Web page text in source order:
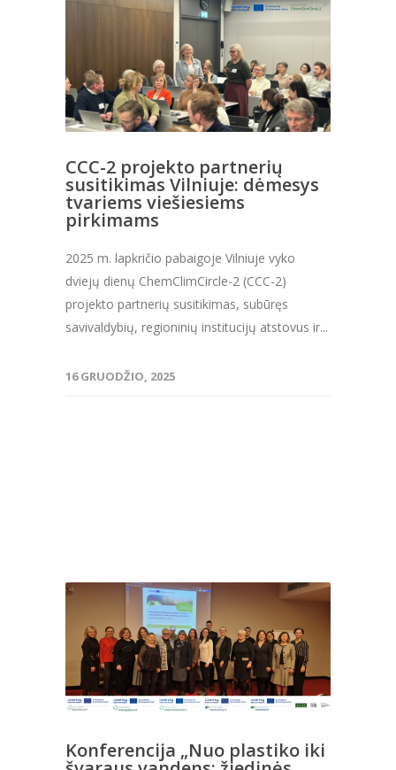
CCC-2 projekto partnerių
susitikimas Vilniuje: dėmesys
tvariems viešiesiems
pirkimams
2025 m. lapkričio pabaigoje Vilniuje vyko
dviejų dienų ChemClimCircle-2 (CCC-2)
projekto partnerių susitikimas, subūręs
savivaldybių, regioninių institucijų atstovus ir...
16 GRUODŽIO, 2025
Konferencija „Nuo plastiko iki